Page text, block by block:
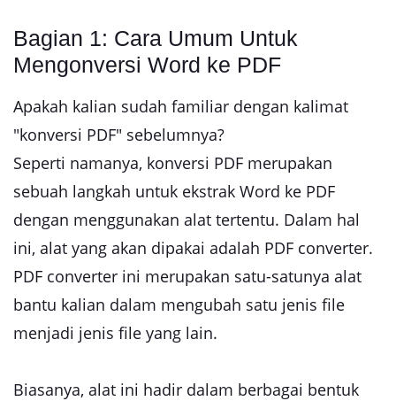
Bagian 1: Cara Umum Untuk
Mengonversi Word ke PDF
Apakah kalian sudah familiar dengan kalimat
"konversi PDF" sebelumnya?
Seperti namanya, konversi PDF merupakan
sebuah langkah untuk ekstrak Word ke PDF
dengan menggunakan alat tertentu. Dalam hal
ini, alat yang akan dipakai adalah PDF converter.
PDF converter ini merupakan satu-satunya alat
bantu kalian dalam mengubah satu jenis file
menjadi jenis file yang lain.
Biasanya, alat ini hadir dalam berbagai bentuk